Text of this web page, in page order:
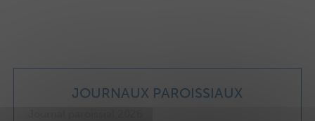
JOURNAUX PAROISSIAUX